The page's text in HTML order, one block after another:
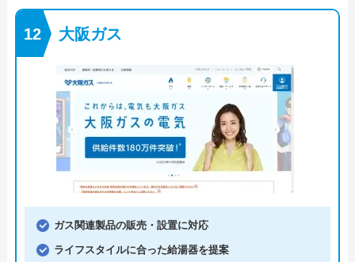
大阪ガス
ガス関連製品の販売・設置に対応
ライフスタイルに合った給湯器を提案